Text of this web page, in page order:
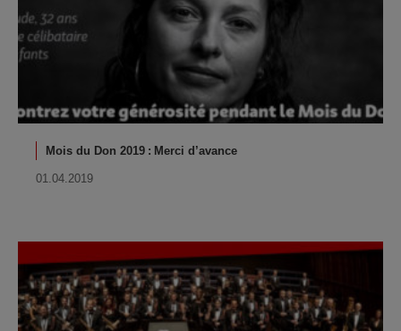
Mois du Don 2019 : Merci d’avance
01.04.2019